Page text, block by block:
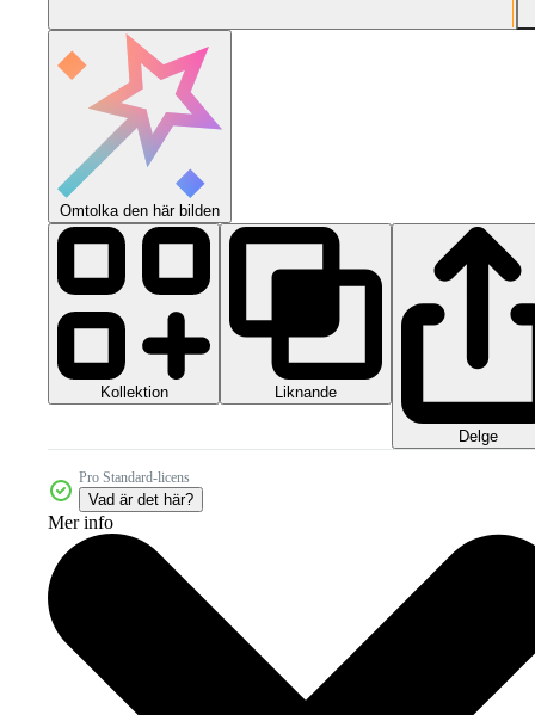
Omtolka den här bilden
Kollektion Liknande
Delge
Pro Standard-licens
Vad är det här?
Mer info